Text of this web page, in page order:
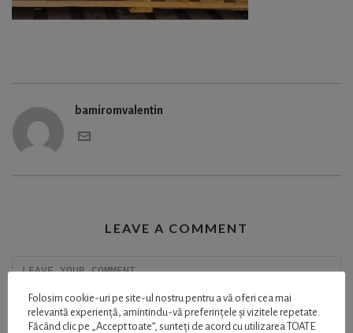
bamiromvalentin
LEAVE A COMMENT
Folosim cookie-uri pe site-ul nostru pentru a vă oferi cea mai
relevantă experiență, amintindu-vă preferințele și vizitele repetate.
Făcând clic pe „Accept toate”, sunteți de acord cu utilizarea TOATE